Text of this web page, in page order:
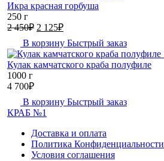
Икра красная горбуша
250 г
2 450₽ Первоначальная
составляла
2
450₽.
2 125₽Текущая
цена:
2
125₽.
В корзину Быстрый заказ
Кулак камчатского краба полуфиле
1000 г
4 700₽
В корзину Быстрый заказ
КРАБ №1
Доставка и оплата
Политика Конфиденциальности
Условия соглашения